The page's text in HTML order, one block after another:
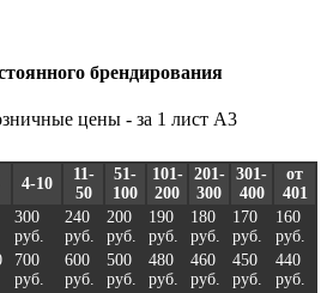
брендирования
цены - за 1 лист А3
4-10
11-
50
51-
100
101-
200
201-
300
301-
400
от
401
300
руб.
240
руб.
200
руб.
190
руб.
180
руб.
170
руб.
160
руб.
700
руб.
600
руб.
500
руб.
480
руб.
460
руб.
450
руб.
440
руб.